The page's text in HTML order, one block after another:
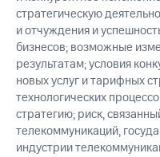
стратегическую
и отчуждения и
бизнесов; возможные
результатам; условия
новых услуг и тарифных
технологических
стратегию; риск,
телекоммуникаций,
индустрии